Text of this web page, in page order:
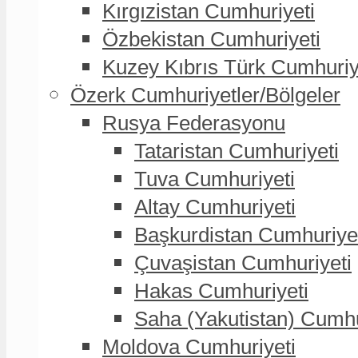
Kırgızistan Cumhuriyeti
Özbekistan Cumhuriyeti
Kuzey Kıbrıs Türk
Özerk Cumhuriyetler/Bölgeler
Rusya Federasyonu
Tataristan Cumhuriyeti
Tuva Cumhuriyeti
Altay Cumhuriyeti
Başkurdistan
Çuvaşistan Cumhuriyeti
Hakas Cumhuriyeti
Saha (Yakutistan)
Moldova Cumhuriyeti